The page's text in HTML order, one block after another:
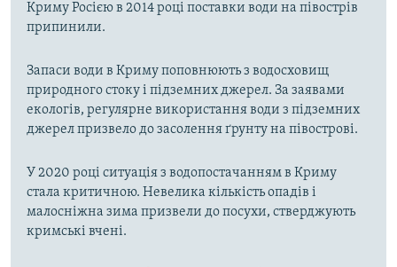
Криму Росією в 2014 році поставки води на півострів
припинили.
Запаси води в Криму поповнюють з водосховищ
природного стоку і підземних джерел. За заявами
екологів, регулярне використання води з підземних
джерел призвело до засолення ґрунту на півострові.
У 2020 році ситуація з водопостачанням в Криму
стала критичною. Невелика кількість опадів і
малосніжна зима призвели до посухи, стверджують
кримські вчені.